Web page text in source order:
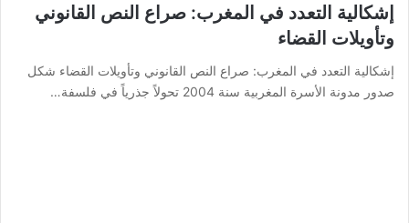
إشكالية التعدد في المغرب: صراع النص القانوني
وتأويلات القضاء
إشكالية التعدد في المغرب: صراع النص القانوني وتأويلات القضاء شكل
صدور مدونة الأسرة المغربية سنة 2004 تحولاً جذرياً في فلسفة…